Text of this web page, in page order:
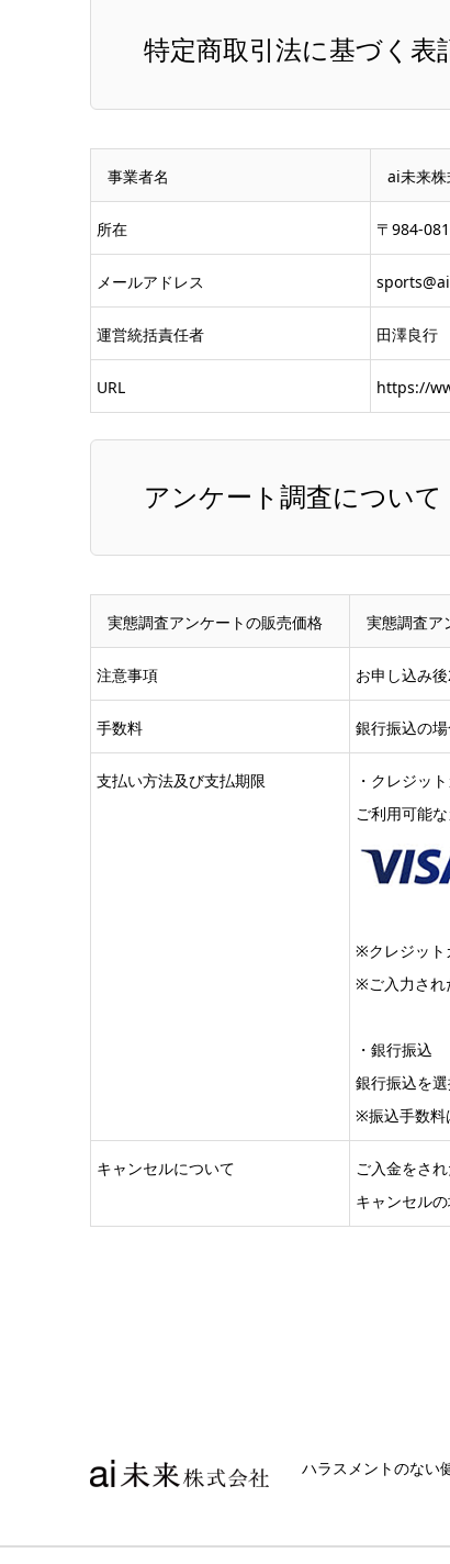
特定商取引法に基づく表
事業者名 ai未来株
所在 〒984-
メールアドレス
運営統括責任者 田澤良行
URL https://
アンケート調査について
実態調査アンケートの販売価格 実態調査ア
注意事項 お申し込み
手数料 銀行振込の
支払い方法及び支払期限
・クレジッ
ご利用可能
※クレジット
※ご入力され
・銀行振込
銀行振込を
※振込手数料
キャンセルについて
ご入金をさ
キャンセル
ハラスメントのない